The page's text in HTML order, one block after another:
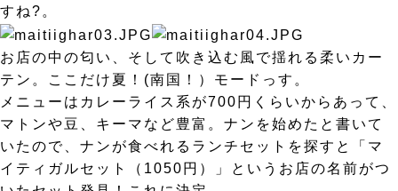
すね?。
お店の中の匂い、そして吹き込む風で揺れる柔いカー
テン。ここだけ夏！(南国！）モードっす。
メニューはカレーライス系が700円くらいからあって、
マトンや豆、キーマなど豊富。ナンを始めたと書いて
いたので、ナンが食べれるランチセットを探すと「マ
イティガルセット（1050円）」というお店の名前がつ